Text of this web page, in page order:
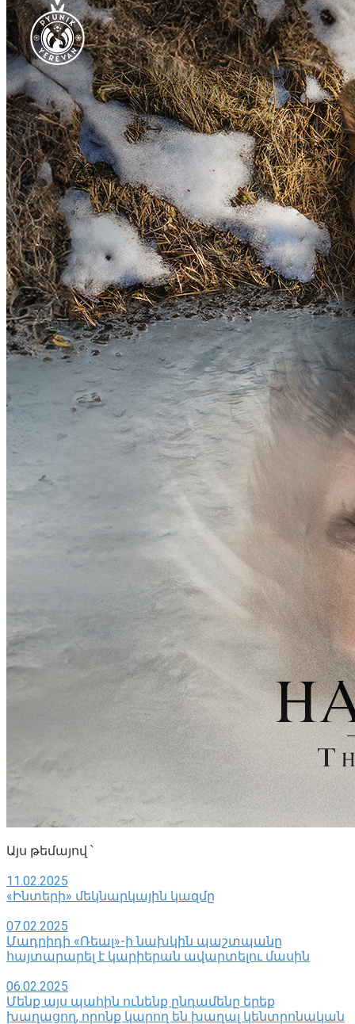
Այս թեմայով ՝
11.02.2025
«Ինտերի» մեկնարկային կազմը
07.02.2025
Մադրիդի «Ռեալ»-ի նախկին պաշտպանը
հայտարարել է կարիերան ավարտելու մասին
06.02.2025
Մենք այս պահին ունենք ընդամենը երեք
խաղացող, որոնք կարող են խաղալ կենտրոնական